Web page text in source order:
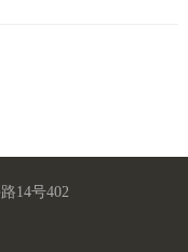
14号402